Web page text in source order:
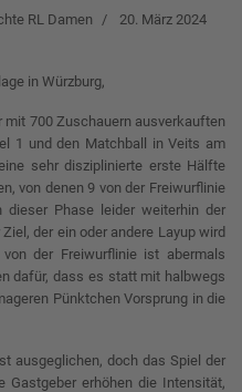
RL Damen
20. März 2024
in Würzburg,
mit 700 Zuschauern ausverkauften
1 und den Matchball in Veits am
sehr disziplinierte erste Hälfte
von denen 9 von der Freiwurflinie
Phase leider weiterhin der
der ein oder andere Layup wird
der Freiwurflinie ist abermals
dafür, dass es statt mit halbwegs
Pünktchen Vorsprung in die
ausgeglichen, doch das Spiel der
Gastgeber erhöhen die Intensität,